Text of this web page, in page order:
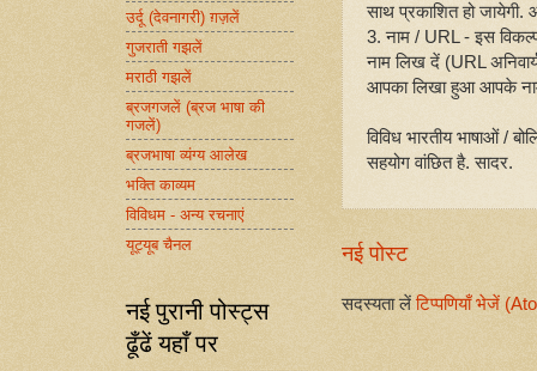
साथ प्रकाशित हो
3. नाम / URL - इस
नाम लिख दें (URL
आपका लिखा हुआ आपके
विविध भारतीय भाषाओं /
सहयोग वांछित है. सादर.
नई पोस्ट
सदस्यता लेंटिप्पणियाँ भेजें
उर्दू (देवनागरी) ग़ज़लें
गुजराती गझलें
मराठी गझलें
ब्रजगजलें (ब्रज भाषा की
गजलें)
ब्रजभाषा व्यंग्य आलेख
भक्ति काव्यम
विविधम - अन्य रचनाएं
यूट्यूब चैनल
नई पुरानी पोस्ट्स
ढूँढें यहाँ पर